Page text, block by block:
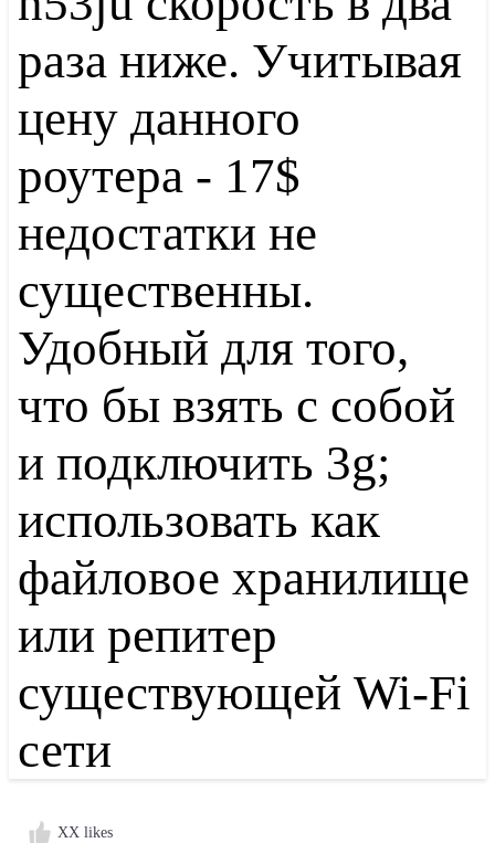
раза ниже. Учитывая
цену данного
роутера - 17$
недостатки не
существенны.
Удобный для того,
что бы взять с собой
и подключить 3g;
использовать как
файловое хранилище
или репитер
существующей Wi-Fi
сети
XX likes